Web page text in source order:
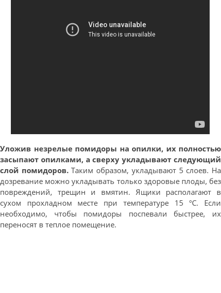
Уложив незрелые помидоры на опилки, их полностью
засыпают опилками, а сверху укладывают следующий
слой помидоров.Таким образом, укладывают 5 слоев. На
дозревание можно укладывать только здоровые плоды, без
повреждений, трещин и вмятин. Ящики располагают в
сухом прохладном месте при температуре 15 °С. Если
необходимо, чтобы помидоры поспевали быстрее, их
переносят в теплое помещение.